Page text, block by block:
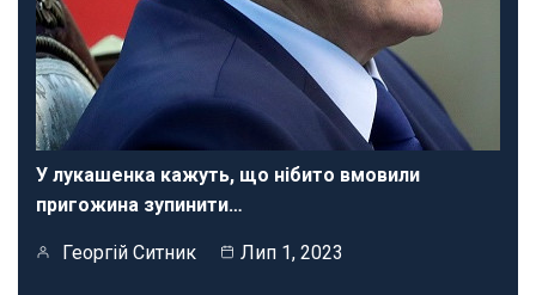
У лукашенка кажуть, що нібито вмовили
пригожина зупинити…
Георгій Ситник Лип 1, 2023